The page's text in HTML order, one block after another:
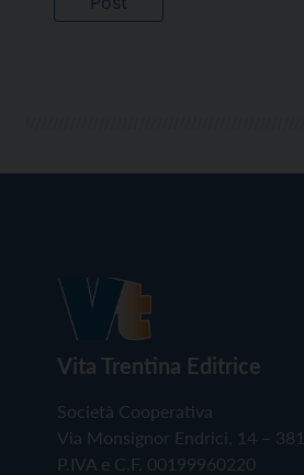
Vita Trentina Editrice
Società Cooperativa
Via Monsignor Endrici, 14 –
P.IVA e C.F. 00199960220